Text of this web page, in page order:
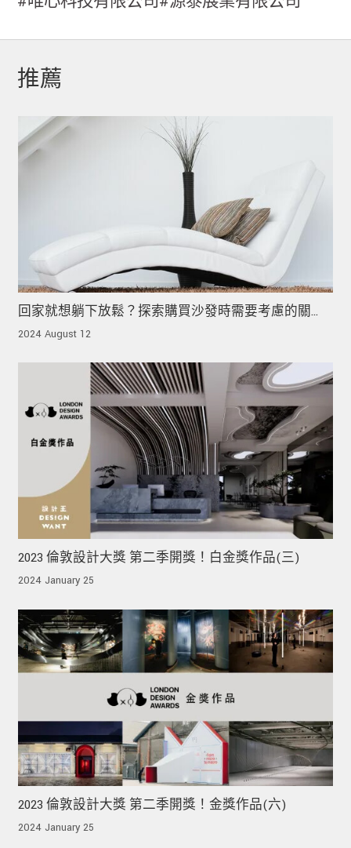
推薦
回家就想躺下放鬆？探索購買沙發時需要考慮的關
鍵！
2024 August 12
2023 倫敦設計大獎 第二季開獎！白金獎作品(三)
2024 January 25
2023 倫敦設計大獎 第二季開獎！金獎作品(六)
2024 January 25